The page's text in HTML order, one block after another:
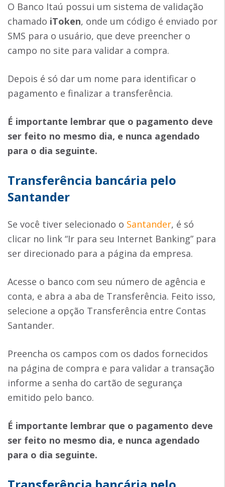
O Banco Itaú possui um sistema de validação
chamado iToken, onde um código é enviado por
SMS para o usuário, que deve preencher o
campo no site para validar a compra.
Depois é só dar um nome para identificar o
pagamento e finalizar a transferência.
É importante lembrar que o pagamento deve
ser feito no mesmo dia, e nunca agendado
para o dia seguinte.
Transferência bancária pelo
Santander
Se você tiver selecionado o Santander, é só
clicar no link “Ir para seu Internet Banking” para
ser direcionado para a página da empresa.
Acesse o banco com seu número de agência e
conta, e abra a aba de Transferência. Feito isso,
selecione a opção Transferência entre Contas
Santander.
Preencha os campos com os dados fornecidos
na página de compra e para validar a transação
informe a senha do cartão de segurança
emitido pelo banco.
É importante lembrar que o pagamento deve
ser feito no mesmo dia, e nunca agendado
para o dia seguinte.